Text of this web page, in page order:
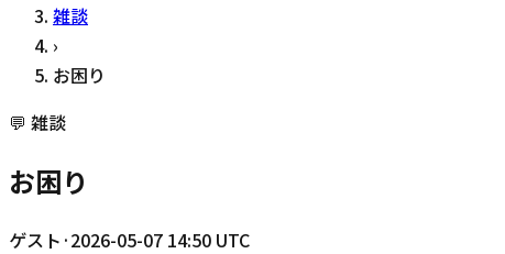
雑談
›
お困り
💬 雑談
お困り
ゲスト ·2026-05-07 14:50 UTC